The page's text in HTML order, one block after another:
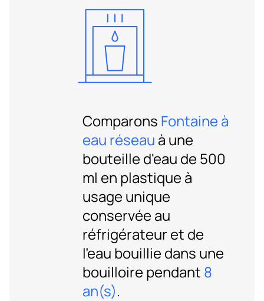
Comparons Fontaine à
eau réseau à une
bouteille d'eau de 500
ml en plastique à
usage unique
conservée au
réfrigérateur et de
l'eau bouillie dans une
bouilloire pendant 8
an(s).